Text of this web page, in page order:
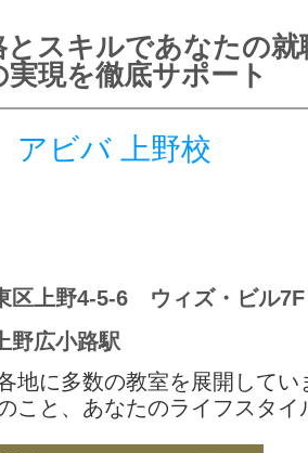
グッドスク
掲載のお問
とスキルであなたの就
現を徹底サポート
アビバ 上野校
区上野4-5-6 ウィズ・ビル7F
野広小路駅
地に多数の教室を展開してい
こと、あなたのライフスタ